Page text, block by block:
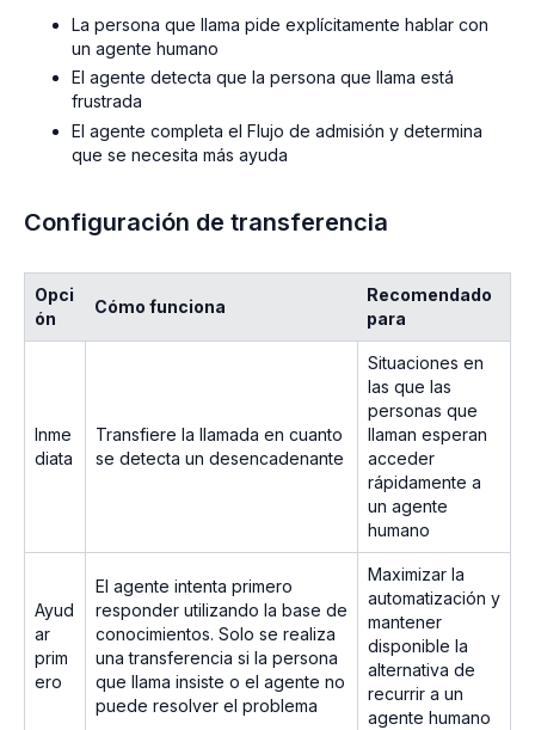
La persona que llama pide explícitamente hablar con
un agente humano
El agente detecta que la persona que llama está
frustrada
El agente completa el Flujo de admisión y determina
que se necesita más ayuda
Configuración de transferencia
Opci
ón
Cómo funciona
Recomendado
para
Inme
diata
Transfiere la llamada en cuanto
se detecta un desencadenante
Situaciones en
las que las
personas que
llaman esperan
acceder
rápidamente a
un agente
humano
Ayud
ar
prim
ero
El agente intenta primero
responder utilizando la base de
conocimientos. Solo se realiza
una transferencia si la persona
que llama insiste o el agente no
puede resolver el problema
Maximizar la
automatización y
mantener
disponible la
alternativa de
recurrir a un
agente humano